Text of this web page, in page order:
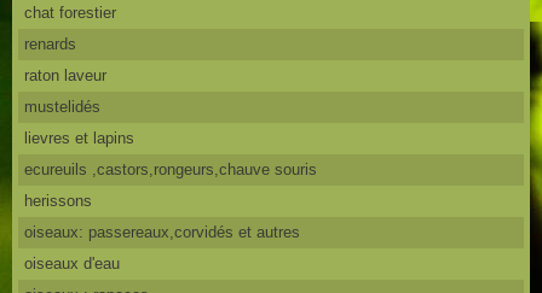
chat forestier
renards
raton laveur
mustelidés
lievres et lapins
ecureuils ,castors,rongeurs,chauve souris
herissons
oiseaux: passereaux,corvidés et autres
oiseaux d'eau